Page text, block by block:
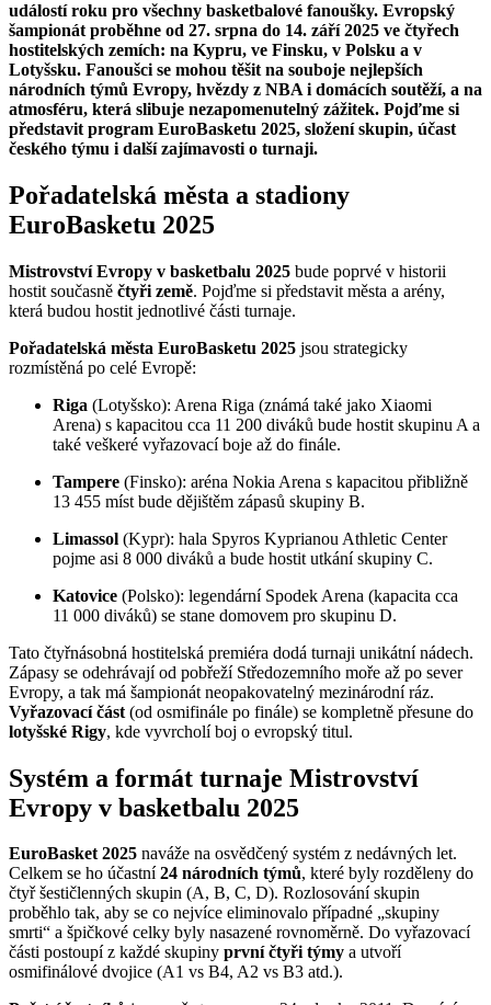
událostí roku pro všechny basketbalové fanoušky. Evropský
šampionát proběhne od 27. srpna do 14. září 2025 ve čtyřech
hostitelských zemích: na Kypru, ve Finsku, v Polsku a v
Lotyšsku. Fanoušci se mohou těšit na souboje nejlepších
národních týmů Evropy, hvězdy z NBA i domácích soutěží, a na
atmosféru, která slibuje nezapomenutelný zážitek. Pojďme si
představit program EuroBasketu 2025, složení skupin, účast
českého týmu i další zajímavosti o turnaji.
Pořadatelská města a stadiony
EuroBasketu 2025
Mistrovství Evropy v basketbalu 2025 bude poprvé v historii
hostit současně čtyři země. Pojďme si představit města a arény,
která budou hostit jednotlivé části turnaje.
Pořadatelská města EuroBasketu 2025 jsou strategicky
rozmístěná po celé Evropě:
Riga (Lotyšsko): Arena Riga (známá také jako Xiaomi
Arena) s kapacitou cca 11 200 diváků bude hostit skupinu A a
také veškeré vyřazovací boje až do finále.
Tampere (Finsko): aréna Nokia Arena s kapacitou přibližně
13 455 míst bude dějištěm zápasů skupiny B.
Limassol (Kypr): hala Spyros Kyprianou Athletic Center
pojme asi 8 000 diváků a bude hostit utkání skupiny C.
Katovice (Polsko): legendární Spodek Arena (kapacita cca
11 000 diváků) se stane domovem pro skupinu D.
Tato čtyřnásobná hostitelská premiéra dodá turnaji unikátní nádech.
Zápasy se odehrávají od pobřeží Středozemního moře až po sever
Evropy, a tak má šampionát neopakovatelný mezinárodní ráz.
Vyřazovací část (od osmifinále po finále) se kompletně přesune do
lotyšské Rigy, kde vyvrcholí boj o evropský titul.
Systém a formát turnaje Mistrovství
Evropy v basketbalu 2025
EuroBasket 2025 naváže na osvědčený systém z nedávných let.
Celkem se ho účastní24 národních týmů, které byly rozděleny do
čtyř šestičlenných skupin (A, B, C, D). Rozlosování skupin
proběhlo tak, aby se co nejvíce eliminovalo případné „skupiny
smrti“ a špičkové celky byly nasazené rovnoměrně. Do vyřazovací
části postoupí z každé skupiny první čtyři týmy a utvoří
osmifinálové dvojice (A1 vs B4, A2 vs B3 atd.).